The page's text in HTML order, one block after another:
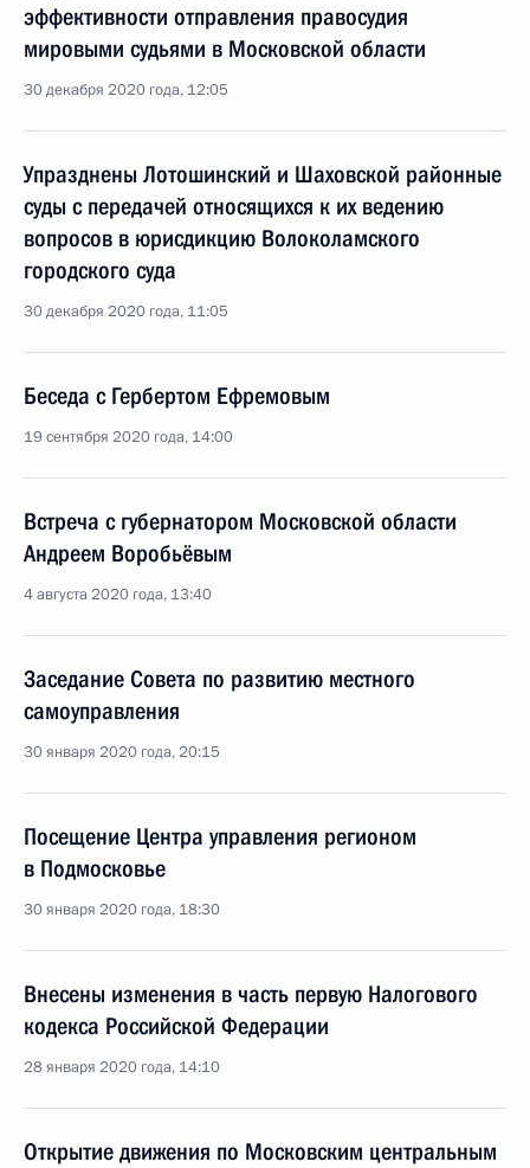
эффективности отправления правосудия
мировыми судьями в Московской области
30 декабря 2020 года, 12:05
Упразднены Лотошинский и Шаховской районные
суды с передачей относящихся к их ведению
вопросов в юрисдикцию Волоколамского
городского суда
30 декабря 2020 года, 11:05
Беседа с Гербертом Ефремовым
19 сентября 2020 года, 14:00
Встреча с губернатором Московской области
Андреем Воробьёвым
4 августа 2020 года, 13:40
Заседание Совета по развитию местного
самоуправления
30 января 2020 года, 20:15
Посещение Центра управления регионом
в Подмосковье
30 января 2020 года, 18:30
Внесены изменения в часть первую Налогового
кодекса Российской Федерации
28 января 2020 года, 14:10
Открытие движения по Московским центральным